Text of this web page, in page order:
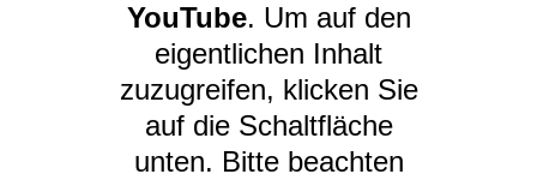
YouTube. Um auf den
eigentlichen Inhalt
zuzugreifen, klicken Sie
auf die Schaltfläche
unten. Bitte beachten